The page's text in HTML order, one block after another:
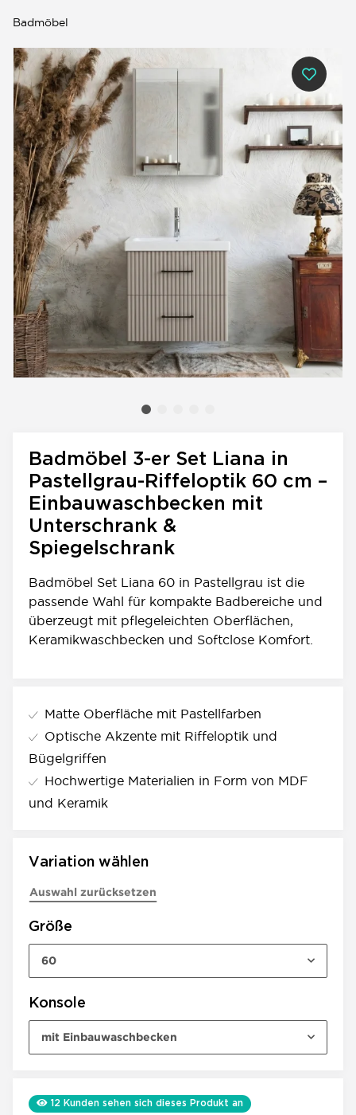
Badmöbel
Badmöbel 3-er Set Liana in
Pastellgrau-Riffeloptik 60 cm –
Einbauwaschbecken mit
Unterschrank &
Spiegelschrank
Badmöbel Set Liana 60 in Pastellgrau ist die
passende Wahl für kompakte Badbereiche und
überzeugt mit pflegeleichten Oberflächen,
Keramikwaschbecken und Softclose Komfort.
Matte Oberfläche mit Pastellfarben
Optische Akzente mit Riffeloptik und
Bügelgriffen
Hochwertige Materialien in Form von MDF
und Keramik
Variation wählen
Auswahl zurücksetzen
Größe
60
Konsole
mit Einbauwaschbecken
12 Kunden sehen sich dieses Produkt an